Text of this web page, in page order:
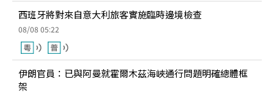
西班牙將對來自意大利旅客實施臨時邊境檢查
08/08 05:22
伊朗官員：已與阿曼就霍爾木茲海峽通行問題明確總體框
架